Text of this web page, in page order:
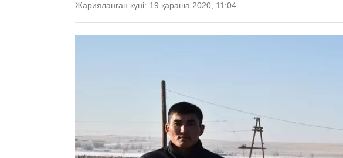
Жарияланған күні: 19 қараша 2020, 11:04